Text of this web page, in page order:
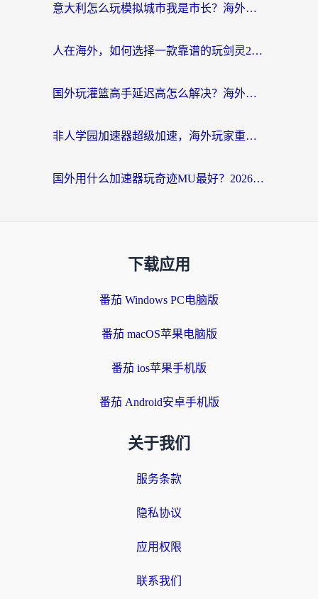
意大利怎么玩模拟城市我是市长？海外党国服游戏加速终极攻略（附三国3量子特攻解决办法）
人在海外，如何选择一款靠谱的玩剑灵2加速器？
国外玩灌篮高手延迟高怎么解决？海外玩家国服游戏加速终极指南
非人学园加速器超级加速，海外玩家重返国服的通行证
国外用什么加速器玩奇迹MU最好？2026海外玩家国服游戏加速全攻略
下载应用
番茄 Windows PC电脑版
番茄 macOS苹果电脑版
番茄 ios苹果手机版
番茄 Android安卓手机版
关于我们
服务条款
隐私协议
应用权限
联系我们